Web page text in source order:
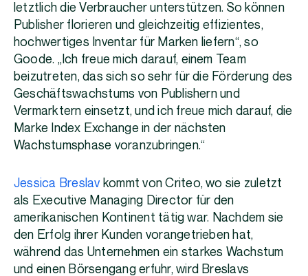
letztlich die Verbraucher unterstützen. So können
Publisher florieren und gleichzeitig effizientes,
hochwertiges Inventar für Marken liefern“, so
Goode. „Ich freue mich darauf, einem Team
beizutreten, das sich so sehr für die Förderung des
Geschäftswachstums von Publishern und
Vermarktern einsetzt, und ich freue mich darauf, die
Marke Index Exchange in der nächsten
Wachstumsphase voranzubringen.“
Jessica Breslavkommt von Criteo, wo sie zuletzt
als Executive Managing Director für den
amerikanischen Kontinent tätig war. Nachdem sie
den Erfolg ihrer Kunden vorangetrieben hat,
während das Unternehmen ein starkes Wachstum
und einen Börsengang erfuhr, wird Breslavs